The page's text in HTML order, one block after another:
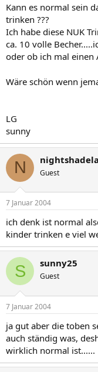
Kann es normal sein
trinken ???
Ich habe diese NUK
ca. 10 volle
oder ob ich mal einen
Wäre schön wenn
LG
sunny
N Guest
7 Januar 2004
ich denk ist normal
kinder trinken e viel
S sunny25
Guest
7 Januar 2004
ja gut aber die toben
auch ständig was,
wirklich normal ist......